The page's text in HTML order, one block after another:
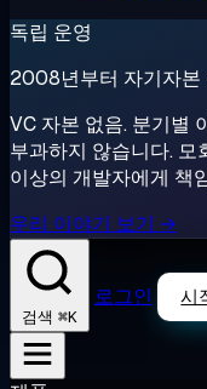
독립 운영
2008년부터 자기자본
VC 자본 없음. 분기별
부과하지 않습니다.
이상의 개발자에게 책
우리 이야기 보기 →
검색 ⌘K
로그인 시